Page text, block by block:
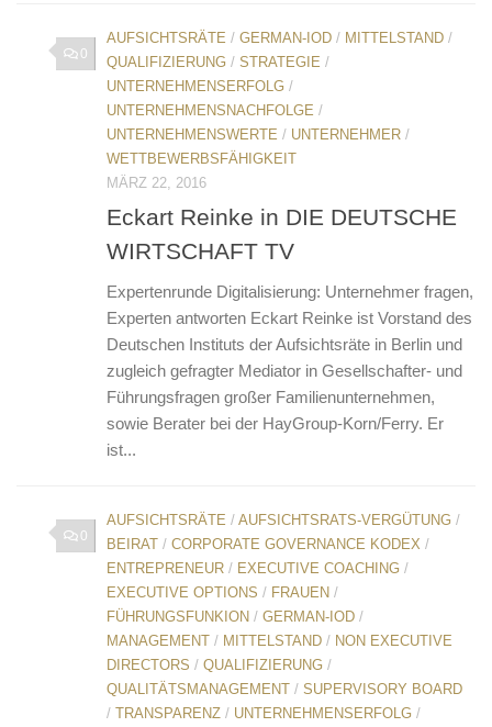
0
AUFSICHTSRÄTE / GERMAN-IOD / MITTELSTAND /
QUALIFIZIERUNG / STRATEGIE /
UNTERNEHMENSERFOLG /
UNTERNEHMENSNACHFOLGE /
UNTERNEHMENSWERTE / UNTERNEHMER /
WETTBEWERBSFÄHIGKEIT
MÄRZ 22, 2016
Eckart Reinke in DIE DEUTSCHE
WIRTSCHAFT TV
Expertenrunde Digitalisierung: Unternehmer fragen,
Experten antworten Eckart Reinke ist Vorstand des
Deutschen Instituts der Aufsichtsräte in Berlin und
zugleich gefragter Mediator in Gesellschafter- und
Führungsfragen großer Familienunternehmen,
sowie Berater bei der HayGroup-Korn/Ferry. Er
ist...
0
AUFSICHTSRÄTE / AUFSICHTSRATS-VERGÜTUNG /
BEIRAT / CORPORATE GOVERNANCE KODEX /
ENTREPRENEUR / EXECUTIVE COACHING /
EXECUTIVE OPTIONS / FRAUEN /
FÜHRUNGSFUNKION / GERMAN-IOD /
MANAGEMENT / MITTELSTAND / NON EXECUTIVE
DIRECTORS / QUALIFIZIERUNG /
QUALITÄTSMANAGEMENT / SUPERVISORY BOARD
/ TRANSPARENZ / UNTERNEHMENSERFOLG /